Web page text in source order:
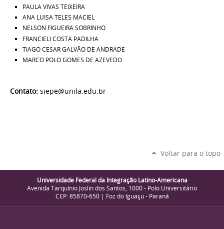
PAULA VIVAS TEIXEIRA
ANA LUISA TELES MACIEL
NELSON FIGUEIRA SOBRINHO
FRANCIELI COSTA PADILHA
TIAGO CESAR GALVÃO DE ANDRADE
MARCO POLO GOMES DE AZEVEDO
Contato: siepe@unila.edu.br
Voltar para o topo
Universidade Federal da Integração Latino-Americana
Avenida Tarquínio Joslin dos Santos, 1000 - Polo Universitário
CEP: 85870-650 | Foz do Iguaçu - Paraná